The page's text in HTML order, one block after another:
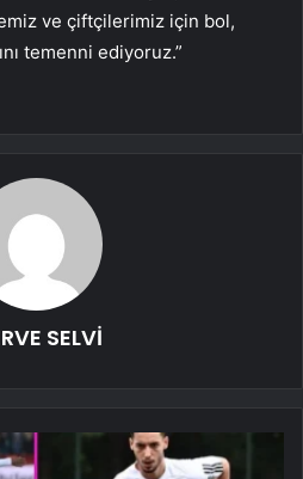
ve çiftçilerimiz için bol,
temenni ediyoruz.”
SELVİ